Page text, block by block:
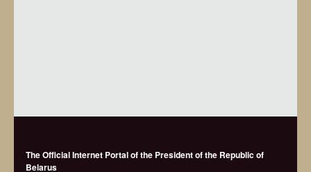
The Official Internet Portal of the President of the Republic of
Belarus